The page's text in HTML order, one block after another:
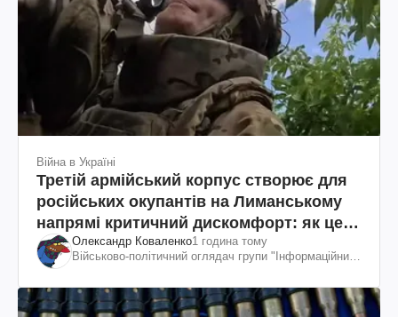
Війна в Україні
Третій армійський корпус створює для
російських окупантів на Лиманському
напрямі критичний дискомфорт: як це
вдалосяОлександр Коваленко1 година тому
Військово-політичний оглядач групи "Інформаційний